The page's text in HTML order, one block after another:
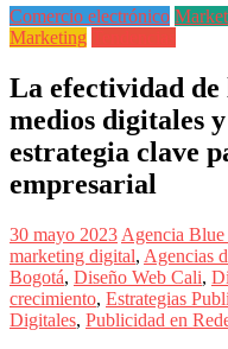
iBlue
Marketing
|
Magazine
de
Publicidad,
Mercadeo
y
Medios
la
Agencia
Blue
Design
Colombia
y
Comercio electrónico
Marketing
La efectividad de
medios digitales
estrategia clave
empresarial
30 mayo 2023 Agencia
marketing digital, Agencias
Bogotá, Diseño Web Cali,
crecimiento, Estrategias
Digitales, Publicidad en